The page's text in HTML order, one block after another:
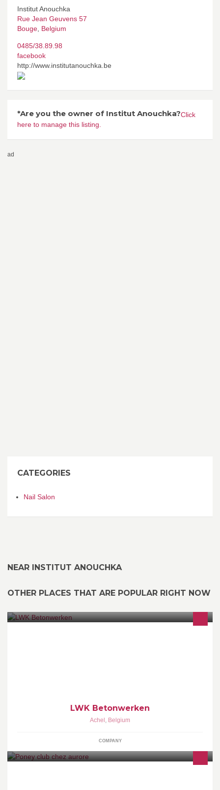
Institut Anouchka
Rue Jean Geuvens 57
Bouge Belgium
0485/38.89.98
facebook
http://www.institutanouchka.be
*Are you the owner of Institut Anouchka?Click
here to manage this listing.
ad
CATEGORIES
Nail Salon
NEAR INSTITUT ANOUCHKA
OTHER PLACES THAT ARE POPULAR RIGHT NOW
LWK Betonwerken
Achel, Belgium
COMPANY